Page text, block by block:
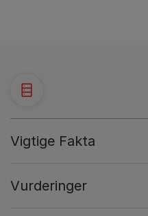
Vigtige Fakta
Vurderinger